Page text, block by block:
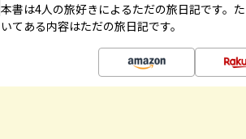
本書は4人の旅好きによるただの旅日記です。
いてある内容はただの旅日記です。